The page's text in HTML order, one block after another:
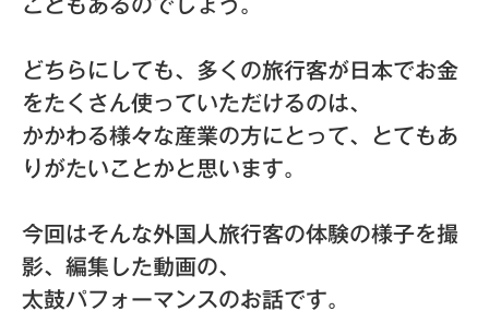
どちらにしても、多くの旅行客が日本でお金
をたくさん使っていただけるのは、
かかわる様々な産業の方にとって、とてもあ
りがたいことかと思います。
今回はそんな外国人旅行客の体験の様子を撮
影、編集した動画の、
太鼓パフォーマンスのお話です。